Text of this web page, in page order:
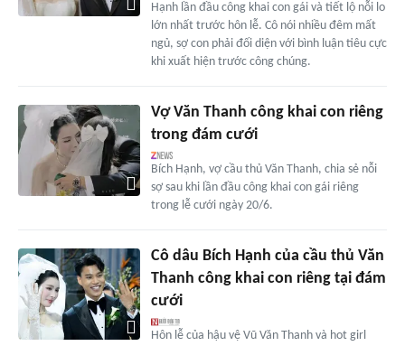
Hạnh lần đầu công khai con gái và tiết lộ nỗi lo
lớn nhất trước hôn lễ. Cô nói nhiều đêm mất
ngủ, sợ con phải đối diện với bình luận tiêu cực
khi xuất hiện trước công chúng.
Vợ Văn Thanh công khai con riêng
trong đám cưới
Bích Hạnh, vợ cầu thủ Văn Thanh, chia sẻ nỗi
sợ sau khi lần đầu công khai con gái riêng
trong lễ cưới ngày 20/6.
Cô dâu Bích Hạnh của cầu thủ Văn
Thanh công khai con riêng tại đám
cưới
Hôn lễ của hậu vệ Vũ Văn Thanh và hot girl